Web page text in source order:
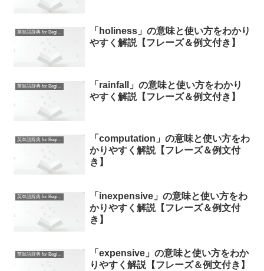
英単語辞典 for Beginners
「holiness」の意味と使い方をわかり
やすく解説【フレーズ＆例文付き】
英単語辞典 for Beginners
「rainfall」の意味と使い方をわかり
やすく解説【フレーズ＆例文付き】
英単語辞典 for Beginners
「computation」の意味と使い方をわ
かりやすく解説【フレーズ＆例文付
き】
英単語辞典 for Beginners
「inexpensive」の意味と使い方をわ
かりやすく解説【フレーズ＆例文付
き】
英単語辞典 for Beginners
「expensive」の意味と使い方をわか
りやすく解説【フレーズ＆例文付き】